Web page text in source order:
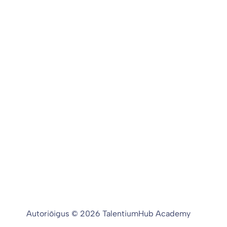
Autoriõigus © 2026 TalentiumHub Academy